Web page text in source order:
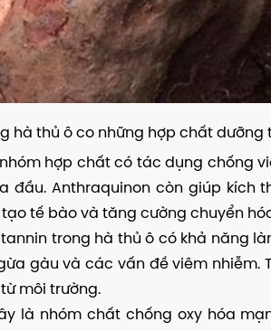
hà thủ ô co những hợp chất
hợp chất có tác dụng chống
đầu. Anthraquinon còn giúp kích
tế bào và tăng cường chuyển
trong hà thủ ô có khả năng
gàu và các vấn đề viêm nhiễm.
môi trường.
là nhóm chất chống oxy hóa